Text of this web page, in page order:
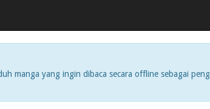
yang ingin dibaca secara offline sebagai